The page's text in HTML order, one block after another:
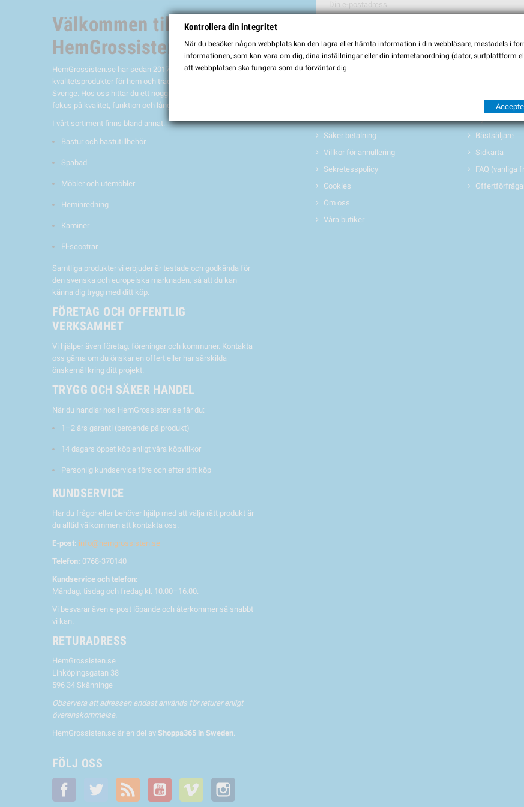
Välkommen till
HemGrossisten.se
HemGrossisten.se har sedan 2017 erbjudit
kvalitetsprodukter för hem och trädgård till kunder över hela
Sverige. Hos oss hittar du ett noggrant utvalt sortiment med
fokus på kvalitet, funktion och lång hållbarhet.
I vårt sortiment finns bland annat:
Bastur och bastutillbehör
Spabad
Möbler och utemöbler
Heminredning
Kaminer
El-scootrar
Samtliga produkter vi erbjuder är testade och godkända för
den svenska och europeiska marknaden, så att du kan
känna dig trygg med ditt köp.
FÖRETAG OCH OFFENTLIG
VERKSAMHET
Vi hjälper även företag, föreningar och kommuner. Kontakta
oss gärna om du önskar en offert eller har särskilda
önskemål kring ditt projekt.
TRYGG OCH SÄKER HANDEL
När du handlar hos HemGrossisten.se får du:
1–2 års garanti (beroende på produkt)
14 dagars öppet köp enligt våra köpvillkor
Personlig kundservice före och efter ditt köp
KUNDSERVICE
Har du frågor eller behöver hjälp med att välja rätt produkt är
du alltid välkommen att kontakta oss.
E-post: info@hemgrossisten.se
Telefon: 0768-370140
Kundservice och telefon:
Måndag, tisdag och fredag kl. 10.00–16.00.
Vi besvarar även e-post löpande och återkommer så snabbt
vi kan.
RETURADRESS
HemGrossisten.se
Linköpingsgatan 38
596 34 Skänninge
Observera att adressen endast används för returer enligt
överenskommelse.
HemGrossisten.se är en del av Shoppa365 in Sweden.
FÖLJ OSS
Facebook Twitter RSS YouTube Vimeo
Du kan avbryta prenumerationen när som helst. För detta
Jag godkänner villkoren och sekretesspolicyen
Frakt & Leverans
Säker betalning
Villkor för annullering
Sekretesspolicy
Cookies
Om oss
Våra butiker
Erbjudanden/
Nyheter
Bästsäljare
Sidkarta
FAQ (vanliga
Kontrollera din integritet
När du besöker någon webbplats kan den lagra eller hämta information i din webbläsare, mestadels i
informationen, som kan vara om dig, dina inställningar eller din internetanordning (dator, surfplattform
att webbplatsen ska fungera som du förväntar dig.